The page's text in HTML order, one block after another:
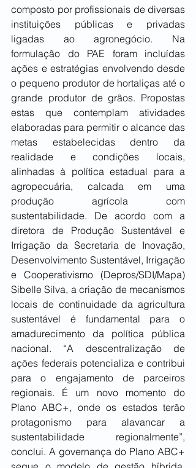
composto por profissionais de diversas
instituições públicas e privadas
ligadas ao agronegócio. Na
formulação do PAE foram incluídas
ações e estratégias envolvendo desde
o pequeno produtor de hortaliças até o
grande produtor de grãos. Propostas
estas que contemplam atividades
elaboradas para permitir o alcance das
metas estabelecidas dentro da
realidade e condições locais,
alinhadas à política estadual para a
agropecuária, calcada em uma
produção agrícola com
sustentabilidade. De acordo com a
diretora de Produção Sustentável e
Irrigação da Secretaria de Inovação,
Desenvolvimento Sustentável, Irrigação
e Cooperativismo (Depros/SDI/Mapa)
Sibelle Silva, a criação de mecanismos
locais de continuidade da agricultura
sustentável é fundamental para o
amadurecimento da política pública
nacional. “A descentralização de
ações federais potencializa e contribui
para o engajamento de parceiros
regionais. É um novo momento do
Plano ABC+, onde os estados terão
protagonismo para alavancar a
sustentabilidade regionalmente”,
conclui. A governança do Plano ABC+